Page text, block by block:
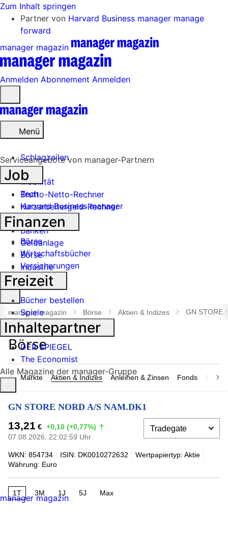
Zum Inhalt springen
Partner von Harvard Business manager manage
forward
manager magazin
Anmelden Abonnement Anmelden
öffnen
Menü
Schlagzeilen
Mobilität
Tech
Harvard Business manager
Handel
Banken
Geldanlage
Börse
Industrie
Suche
öffnen
manager magazin Börse Aktien & Indizes GN STORE
Märkte Aktien & Indizes Anleihen & Zinsen Fonds
GN STORE NORD A/S NAM.DK1
13,21 € +0,10 (+0,77%)
07.08.2026, 22:02:59 Uhr
WKN: 854734 ISIN: DK0010272632
Wertpapiertyp: Aktie
Währung: Euro
1T 3M 1J 5J Max
Serviceangebote von manager-Partnern
Job
Brutto-Netto-Rechner
Kurzarbeitergeld-Rechner
Finanzen
Börse
Wirtschaftsbücher
Versicherungen
Freizeit
Bücher bestellen
Spiele
Inhaltepartner
DER SPIEGEL
The Economist
Alle Magazine der manager-Gruppe
manager magazin